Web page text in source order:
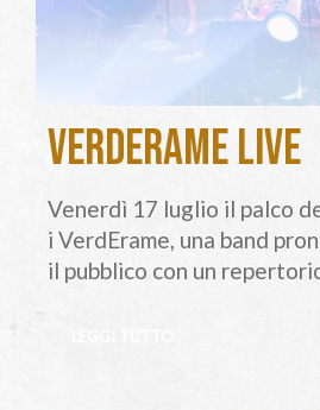
VerdErame live
Venerdì 17 luglio il palco
i VerdErame, una band
il pubblico con un